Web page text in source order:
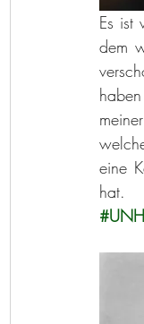
Es ist
dem
eine
hat.